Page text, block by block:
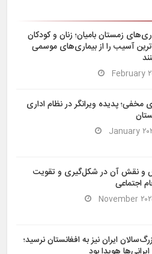
زمستان بامیان؛ زنان و کودکان
آسیب را از بیماری‌های موسمی
مخفی؛ پدیده ویرانگر در نظام اداری
و نقش آن در شکل‌گیری و تقویت
اجتماعی
ایران نیز به افغانستان نرسید؛
هویدا بود